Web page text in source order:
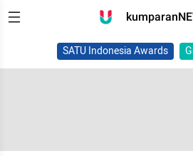
SATU Indonesia Awards